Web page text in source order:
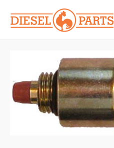
contenuto